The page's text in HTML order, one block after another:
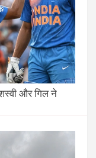
और गिल ने